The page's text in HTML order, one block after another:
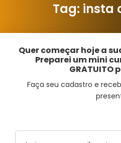
Tag: insta
Quer começar hoje a
Preparei um mini
GRATUITO
Faça seu cadastro e